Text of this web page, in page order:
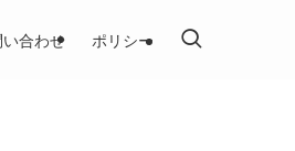
合わせ ポリシー